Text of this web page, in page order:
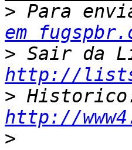
> Para
em
>
http://
>
http://
>